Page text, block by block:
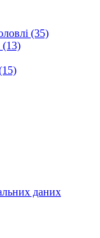
(35)
(13)
даних